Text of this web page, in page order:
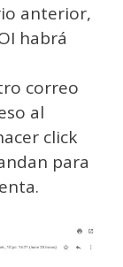
anterior,
habrá
correo
al
click
para